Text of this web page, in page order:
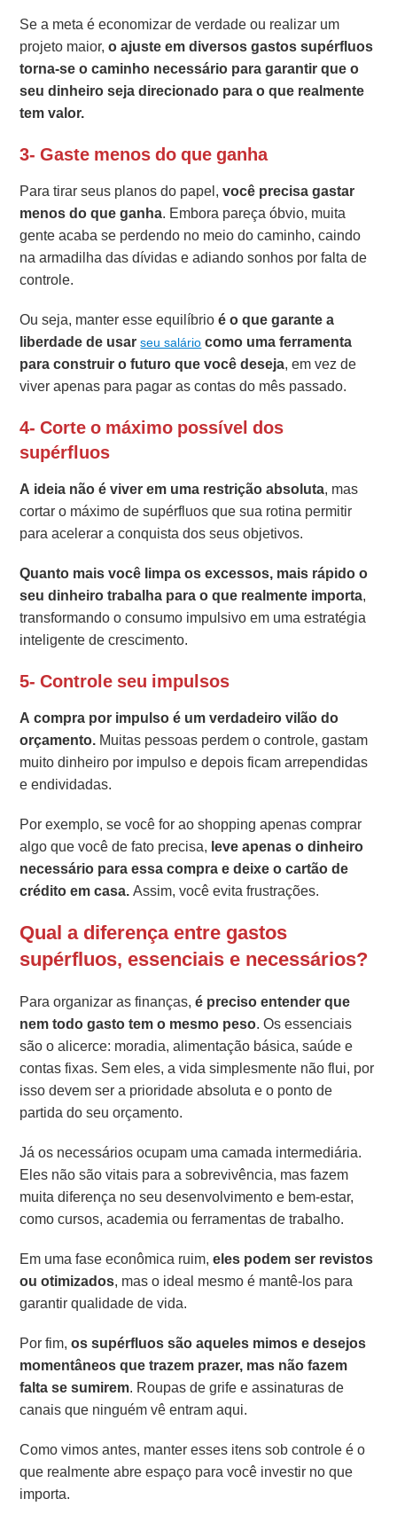
Se a meta é economizar de verdade ou realizar um
projeto maior,o ajuste em diversos gastos supérfluos
torna-se o caminho necessário para garantir que o
seu dinheiro seja direcionado para o que realmente
tem valor.
3- Gaste menos do que ganha
Para tirar seus planos do papel,você precisa gastar
menos do que ganha. Embora pareça óbvio, muita
gente acaba se perdendo no meio do caminho, caindo
na armadilha das dívidas e adiando sonhos por falta de
controle.
Ou seja, manter esse equilíbrioé o que garante a
liberdade de usarseu salário como uma ferramenta
para construir o futuro que você deseja, em vez de
viver apenas para pagar as contas do mês passado.
4- Corte o máximo possível dos
supérfluos
A ideia não é viver em uma restrição absoluta, mas
cortar o máximo de supérfluos que sua rotina permitir
para acelerar a conquista dos seus objetivos.
Quanto mais você limpa os excessos, mais rápido o
seu dinheiro trabalha para o que realmente importa,
transformando o consumo impulsivo em uma estratégia
inteligente de crescimento.
5- Controle seu impulsos
A compra por impulso é um verdadeiro vilão do
orçamento. Muitas pessoas perdem o controle, gastam
muito dinheiro por impulso e depois ficam arrependidas
e endividadas.
Por exemplo, se você for ao shopping apenas comprar
algo que você de fato precisa, leve apenas o dinheiro
necessário para essa compra e deixe o cartão de
crédito em casa.Assim, você evita frustrações.
Qual a diferença entre gastos
supérfluos, essenciais e necessários?
Para organizar as finanças,é preciso entender que
nem todo gasto tem o mesmo peso. Os essenciais
são o alicerce: moradia, alimentação básica, saúde e
contas fixas. Sem eles, a vida simplesmente não flui, por
isso devem ser a prioridade absoluta e o ponto de
partida do seu orçamento.
Já os necessários ocupam uma camada intermediária.
Eles não são vitais para a sobrevivência, mas fazem
muita diferença no seu desenvolvimento e bem-estar,
como cursos, academia ou ferramentas de trabalho.
Em uma fase econômica ruim,eles podem ser revistos
ou otimizados, mas o ideal mesmo é mantê-los para
garantir qualidade de vida.
Por fim,os supérfluos são aqueles mimos e desejos
momentâneos que trazem prazer, mas não fazem
falta se sumirem. Roupas de grife e assinaturas de
canais que ninguém vê entram aqui.
Como vimos antes, manter esses itens sob controle é o
que realmente abre espaço para você investir no que
importa.